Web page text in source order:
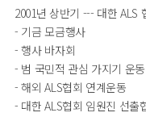
2001년 상반기 --- 대한 ALS
- 기금 모금행사
- 행사 바자회
- 범 국민적 관심 가지기 운
- 해외 ALS협회 연계운동
- 대한 ALS협회 임원진 선출